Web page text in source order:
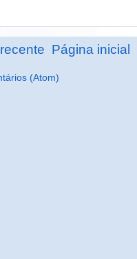
Página inicial
(Atom)